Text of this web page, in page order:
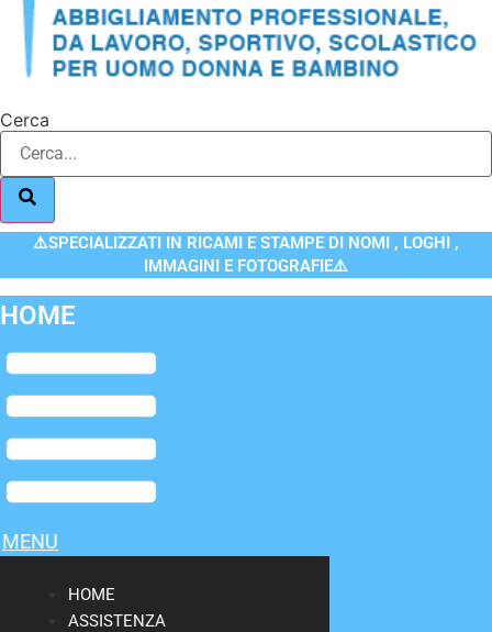
Cerca
⚠️SPECIALIZZATI IN RICAMI E STAMPE DI NOMI , LOGHI ,
IMMAGINI E FOTOGRAFIE⚠️
HOME
Flyout
Menu
MENU
HOME
ASSISTENZA